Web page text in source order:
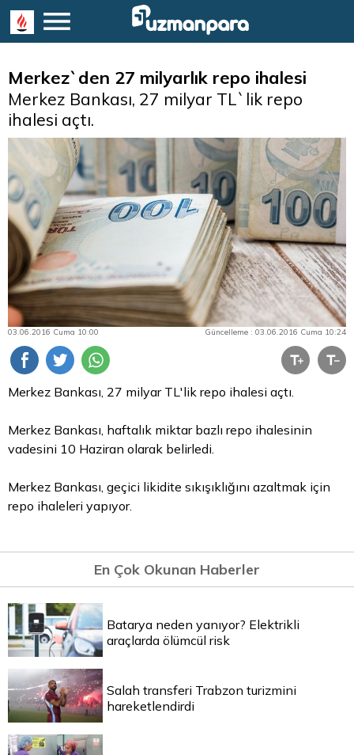
Merkez`den 27 milyarlık repo ihalesi
Merkez Bankası, 27 milyar TL`lik repo
ihalesi açtı.
03.06.2016 Cuma 10:00 Güncelleme : 03.06.2016 Cuma 10:24
Merkez Bankası, 27 milyar TL'lik repo ihalesi açtı.
Merkez Bankası, haftalık miktar bazlı repo ihalesinin
vadesini 10 Haziran olarak belirledi.
Merkez Bankası, geçici likidite sıkışıklığını azaltmak için
repo ihaleleri yapıyor.
En Çok Okunan Haberler
Batarya neden yanıyor? Elektrikli
araçlarda ölümcül risk
Salah transferi Trabzon turizmini
hareketlendirdi